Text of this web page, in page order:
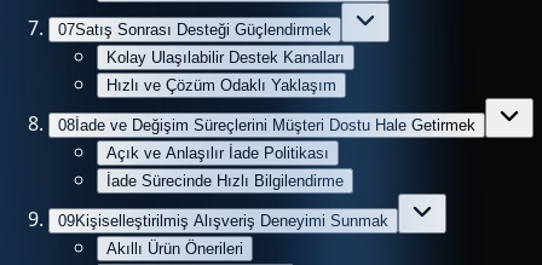
07Satış Sonrası Desteği Güçlendirmek
Kolay Ulaşılabilir Destek Kanalları
Hızlı ve Çözüm Odaklı Yaklaşım
08 İade ve Değişim Süreçlerini Müşteri Dostu Hale Getirmek
Açık ve Anlaşılır İade Politikası
İade Sürecinde Hızlı Bilgilendirme
09Kişiselleştirilmiş Alışveriş Deneyimi Sunmak
Akıllı Ürün Önerileri